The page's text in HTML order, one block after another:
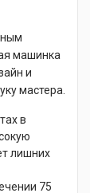
машинка
и
мастера.
в
лишних
75